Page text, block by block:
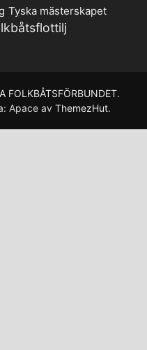
Tyska mästerskapet
FOLKBÅTSFÖRBUNDET.
Apace av ThemezHut.